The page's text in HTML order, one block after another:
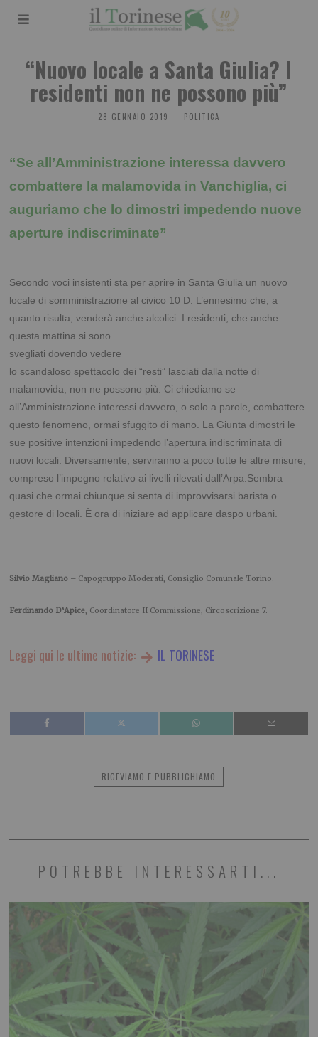
“Nuovo locale a Santa Giulia? I
residenti non ne possono più”
28 GENNAIO 2019 POLITICA
“Se all’Amministrazione interessa davvero
combattere la malamovida in Vanchiglia, ci
auguriamo che lo dimostri impedendo nuove
aperture indiscriminate”
Secondo voci insistenti sta per aprire in Santa Giulia un nuovo
locale di somministrazione al civico 10 D. L’ennesimo che, a
quanto risulta, venderà anche alcolici. I residenti, che anche
questa mattina si sono
svegliati dovendo vedere
lo scandaloso spettacolo dei “resti” lasciati dalla notte di
malamovida, non ne possono più. Ci chiediamo se
all’Amministrazione interessi davvero, o solo a parole, combattere
questo fenomeno, ormai sfuggito di mano. La Giunta dimostri le
sue positive intenzioni impedendo l’apertura indiscriminata di
nuovi locali. Diversamente, serviranno a poco tutte le altre misure,
compreso l’impegno relativo ai livelli rilevati dall’Arpa.Sembra
quasi che ormai chiunque si senta di improvvisarsi barista o
gestore di locali. È ora di iniziare ad applicare daspo urbani.
Silvio Magliano – Capogruppo Moderati, Consiglio Comunale Torino.
Ferdinando D‘Apice, Coordinatore II Commissione, Circoscrizione 7.
Leggi qui le ultime notizie: IL TORINESE
RICEVIAMO E PUBBLICHIAMO
POTREBBE INTERESSARTI...